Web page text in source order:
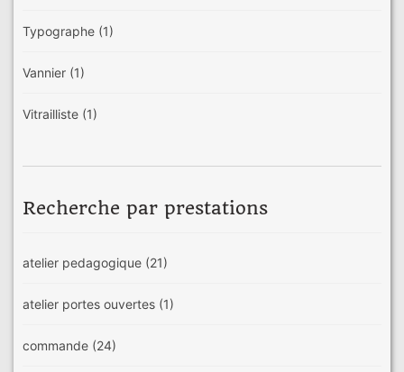
Typographe (1)
Vannier (1)
Vitrailliste (1)
Recherche par prestations
atelier pedagogique (21)
atelier portes ouvertes (1)
commande (24)